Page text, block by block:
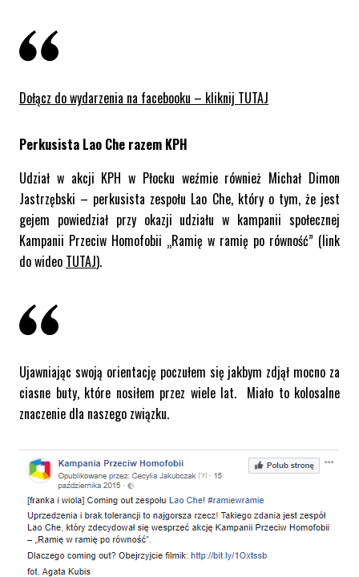
Dołącz do wydarzenia na facebooku – kliknij TUTAJ
Perkusista Lao Che razem KPH
Udział w akcji KPH w Płocku weźmie również Michał Dimon
Jastrzębski – perkusista zespołu Lao Che, który o tym, że jest
gejem powiedział przy okazji udziału w kampanii społecznej
Kampanii Przeciw Homofobii „Ramię w ramię po równość” (link
do wideo TUTAJ).
Ujawniając swoją orientację poczułem się jakbym zdjął mocno za
ciasne buty, które nosiłem przez wiele lat. Miało to kolosalne
znaczenie dla naszego związku.